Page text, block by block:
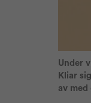
Under
Kliar
av med